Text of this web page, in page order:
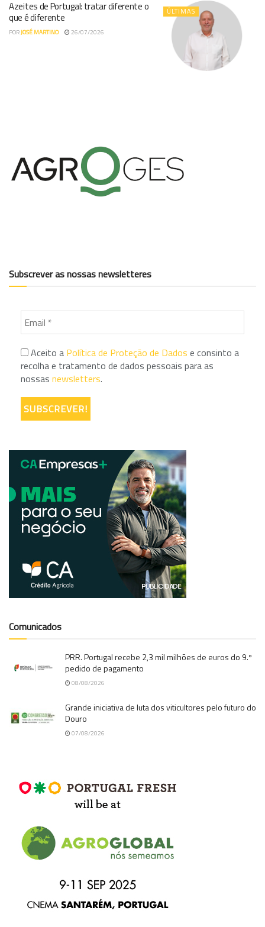
ÚLTIMAS
Azeites de Portugal: tratar diferente o
que é diferente
PORJOSÉ MARTINO 26/07/2026
Subscrever as nossas newsletteres
Aceito a Política de Proteção de Dados e consinto a
recolha e tratamento de dados pessoais para as
nossas newsletters.
Comunicados
PRR. Portugal recebe 2,3 mil milhões de euros do 9.º
pedido de pagamento
08/08/2026
Grande iniciativa de luta dos viticultores pelo futuro do
Douro
07/08/2026